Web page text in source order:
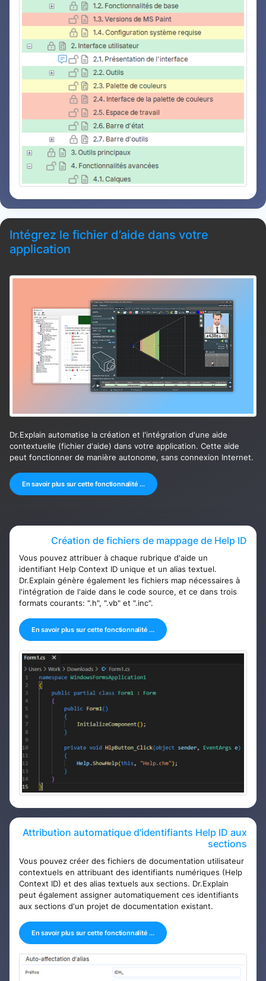
Intégrez le fichier d’aide dans votre
application
Dr.Explain automatise la création et l'intégration d'une aide
contextuelle (fichier d'aide) dans votre application. Cette aide
peut fonctionner de manière autonome, sans connexion Internet.
En savoir plus sur cette fonctionnalité ...
Création de fichiers de mappage de Help ID
Vous pouvez attribuer à chaque rubrique d'aide un
identifiant Help Context ID unique et un alias textuel.
Dr.Explain génère également les fichiers map nécessaires à
l'intégration de l'aide dans le code source, et ce dans trois
formats courants: ".h", ".vb" et ".inc".
En savoir plus sur cette fonctionnalité ...
Attribution automatique d'identifiants Help ID aux
sections
Vous pouvez créer des fichiers de documentation utilisateur
contextuels en attribuant des identifiants numériques (Help
Context ID) et des alias textuels aux sections. Dr.Explain
peut également assigner automatiquement ces identifiants
aux sections d'un projet de documentation existant.
En savoir plus sur cette fonctionnalité ...